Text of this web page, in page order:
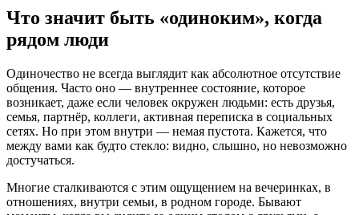
Что значит быть «одиноким», когда
рядом люди
Одиночество не всегда выглядит как абсолютное отсутствие
общения. Часто оно — внутреннее состояние, которое
возникает, даже если человек окружен людьми: есть друзья,
семья, партнёр, коллеги, активная переписка в социальных
сетях. Но при этом внутри — немая пустота. Кажется, что
между вами как будто стекло: видно, слышно, но невозможно
достучаться.
Многие сталкиваются с этим ощущением на вечеринках, в
отношениях, внутри семьи, в родном городе. Бывают